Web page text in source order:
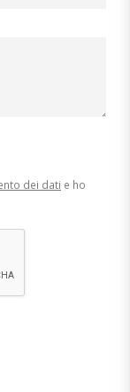
dei dati e ho